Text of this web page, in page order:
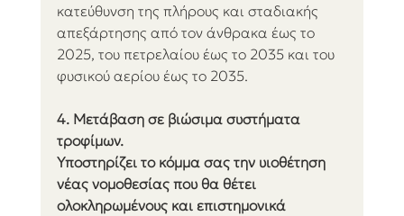
κατεύθυνση της πλήρους και σταδιακής
απεξάρτησης από τον άνθρακα έως το
2025, του πετρελαίου έως το 2035 και του
φυσικού αερίου έως το 2035.
4. Μετάβαση σε βιώσιμα συστήματα
τροφίμων.
Υποστηρίζει το κόμμα σας την υιοθέτηση
νέας νομοθεσίας που θα θέτει
ολοκληρωμένους και επιστημονικά